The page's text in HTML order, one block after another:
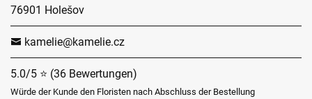
76901 Holešov
kamelie@kamelie.cz
5.0/5 ⭐ (36 Bewertungen)
Würde der Kunde den Floristen nach Abschluss der Bestellung